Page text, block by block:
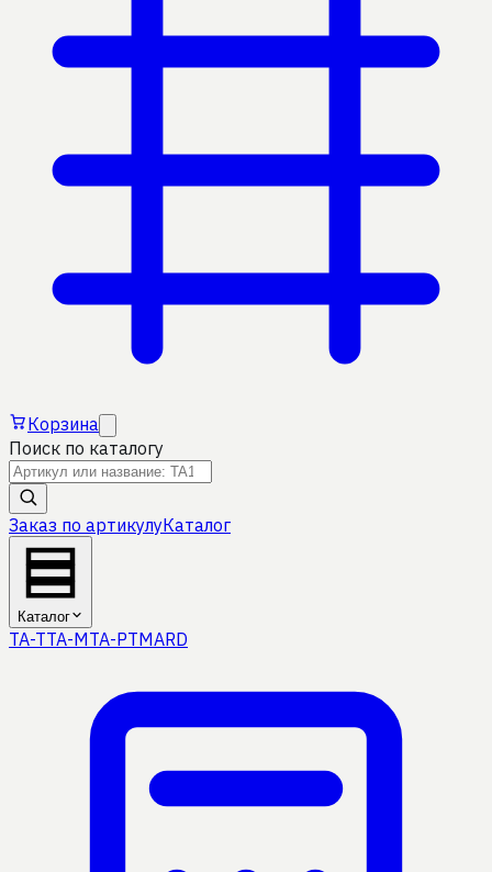
Корзина
Поиск по каталогу
Заказ по артикулуКаталог
Каталог
TA-TTA-MTA-PTMARD